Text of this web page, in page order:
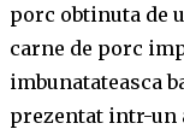
porc obtinuta de
carne de porc
imbunatateasca
prezentat intr-